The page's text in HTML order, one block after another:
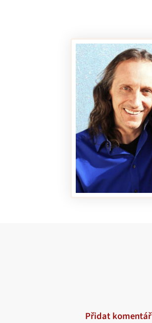
Přidat komentář